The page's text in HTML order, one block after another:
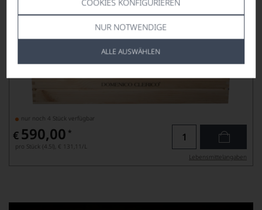
NUR NOTWENDIGE
ALLE AUSWÄHLEN
nur noch 4 Stück verfügbar
€ 590,00 *
pro Stück (4.5l), € 131,11 /L
Lebensmittel­angaben